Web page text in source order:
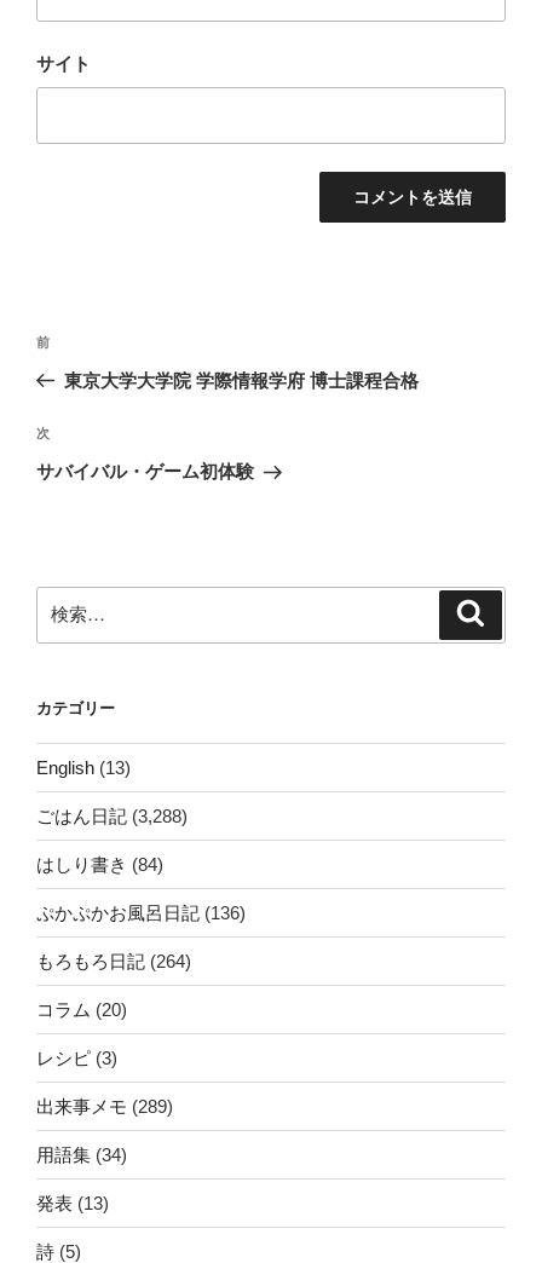
サイト
投
ビ
ゲ
ン
前
の
稿
前
東京大学大学院 学際情報学府 博士課程合格
次
の
次
サバイバル・ゲーム初体験
索:
カテゴリー
English (13)
ごはん日記 (3,288)
はしり書き (84)
ぷかぷかお風呂日記 (136)
もろもろ日記 (264)
コラム (20)
レシピ (3)
出来事メモ (289)
用語集 (34)
発表 (13)
詩 (5)